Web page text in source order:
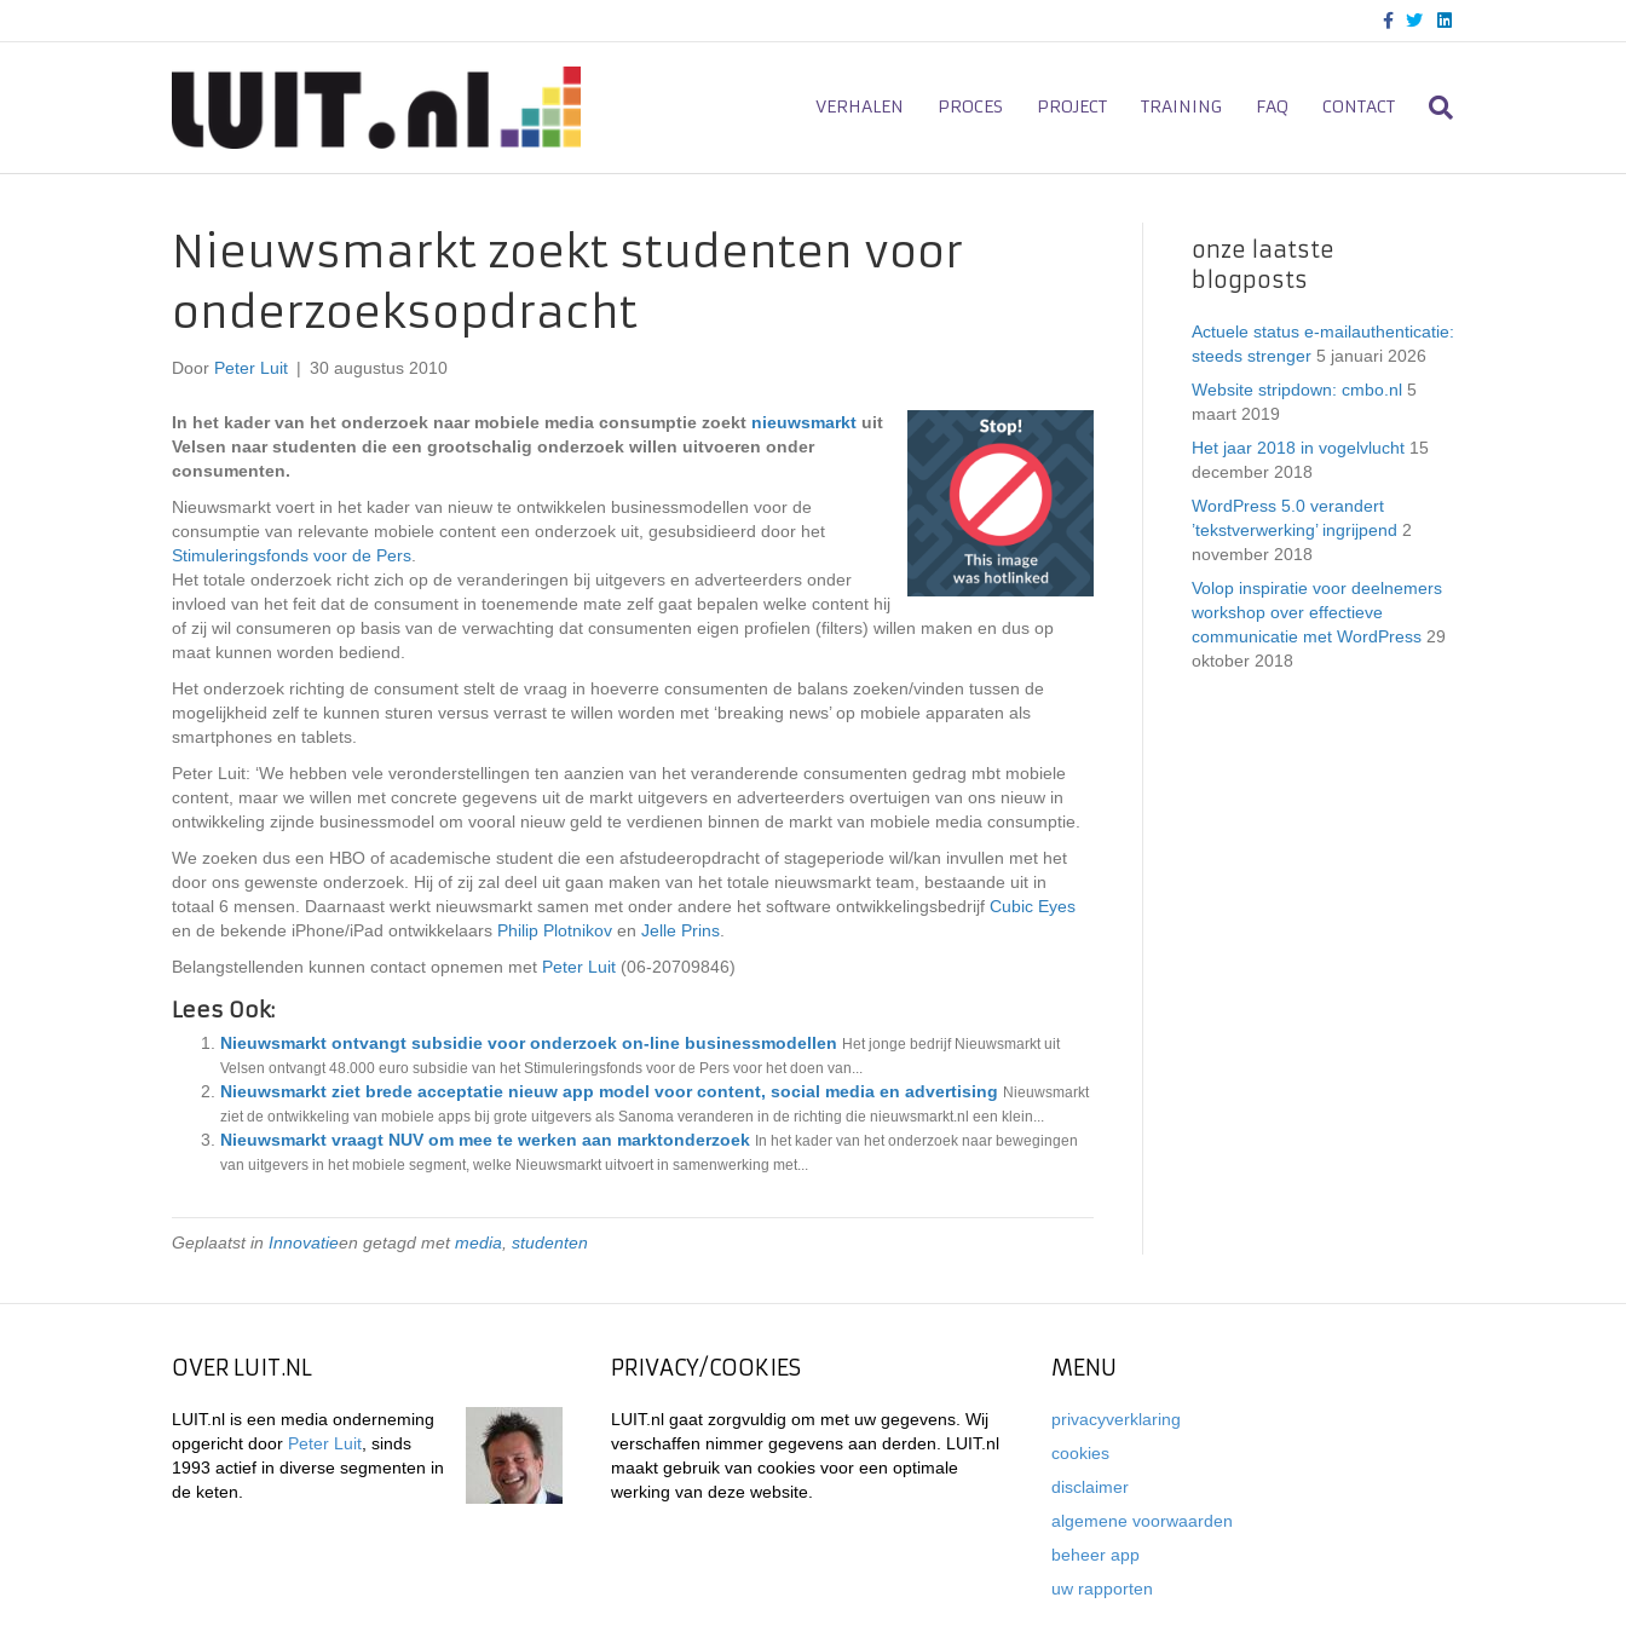
c
o
o
T
i
e
L
n
d
VERHALEN PROCES PROJECT TRAINING FAQ CONTACT
Nieuwsmarkt zoekt studenten voor
onderzoeksopdracht
Door Peter Luit | 30 augustus 2010
In het kader van het onderzoek naar mobiele media consumptie zoekt nieuwsmarkt uit
Velsen naar studenten die een grootschalig onderzoek willen uitvoeren onder
consumenten.
Nieuwsmarkt voert in het kader van nieuw te ontwikkelen businessmodellen voor de
consumptie van relevante mobiele content een onderzoek uit, gesubsidieerd door het
Stimuleringsfonds voor de Pers
Het totale onderzoek richt zich op de veranderingen bij uitgevers en adverteerders onder
invloed van het feit dat de consument in toenemende mate zelf gaat bepalen welke content hij
of zij wil consumeren op basis van de verwachting dat consumenten eigen profielen (filters) willen maken en dus op
maat kunnen worden bediend.
Het onderzoek richting de consument stelt de vraag in hoeverre consumenten de balans zoeken/vinden tussen de
mogelijkheid zelf te kunnen sturen versus verrast te willen worden met ‘breaking news’ op mobiele apparaten als
smartphones en tablets.
Peter Luit: ‘We hebben vele veronderstellingen ten aanzien van het veranderende consumenten gedrag mbt mobiele
content, maar we willen met concrete gegevens uit de markt uitgevers en adverteerders overtuigen van ons nieuw in
ontwikkeling zijnde businessmodel om vooral nieuw geld te verdienen binnen de markt van mobiele media consumptie.
We zoeken dus een HBO of academische student die een afstudeeropdracht of stageperiode wil/kan invullen met het
door ons gewenste onderzoek. Hij of zij zal deel uit gaan maken van het totale nieuwsmarkt team, bestaande uit in
totaal 6 mensen. Daarnaast werkt nieuwsmarkt samen met onder andere het software ontwikkelingsbedrijf Cubic Eyes
en de bekende iPhone/iPad ontwikkelaars Philip Plotnikov en Jelle Prins
Belangstellenden kunnen contact opnemen met Peter Luit (06-20709846)
Lees Ook:
Nieuwsmarkt ontvangt subsidie voor onderzoek on-line businessmodellen Het jonge bedrijf Nieuwsmarkt uit
Velsen ontvangt 48.000 euro subsidie van het Stimuleringsfonds voor de Pers voor het doen van...
Nieuwsmarkt ziet brede acceptatie nieuw app model voor content, social media en advertising Nieuwsmarkt
ziet de ontwikkeling van mobiele apps bij grote uitgevers als Sanoma veranderen in de richting die nieuwsmarkt.nl een klein...
Nieuwsmarkt vraagt NUV om mee te werken aan marktonderzoek In het kader van het onderzoek naar bewegingen
van uitgevers in het mobiele segment, welke Nieuwsmarkt uitvoert in samenwerking met...
Geplaatst in Innovatieen getagd metmedia studenten
onze laatste
blogposts
Actuele status e-mailauthenticatie:
steeds strenger 5 januari 2026
Website stripdown: cmbo.nl 5
maart 2019
Het jaar 2018 in vogelvlucht 15
december 2018
WordPress 5.0 verandert
’tekstverwerking’ ingrijpend 2
november 2018
Volop inspiratie voor deelnemers
workshop over effectieve
communicatie met WordPress 29
oktober 2018
OVER LUIT.NL
LUIT.nl is een media onderneming
opgericht door Peter Luit , sinds
1993 actief in diverse segmenten in
de keten.
PRIVACY/COOKIES
LUIT.nl gaat zorgvuldig om met uw gegevens. Wij
verschaffen nimmer gegevens aan derden. LUIT.nl
maakt gebruik van cookies voor een optimale
werking van deze website.
MENU
privacyverklaring
cookies
disclaimer
algemene voorwaarden
beheer app
uw rapporten